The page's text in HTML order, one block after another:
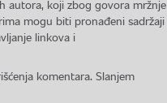
autora, koji zbog govora mržnje
mogu biti pronađeni sadržaji
linkova i
komentara. Slanjem